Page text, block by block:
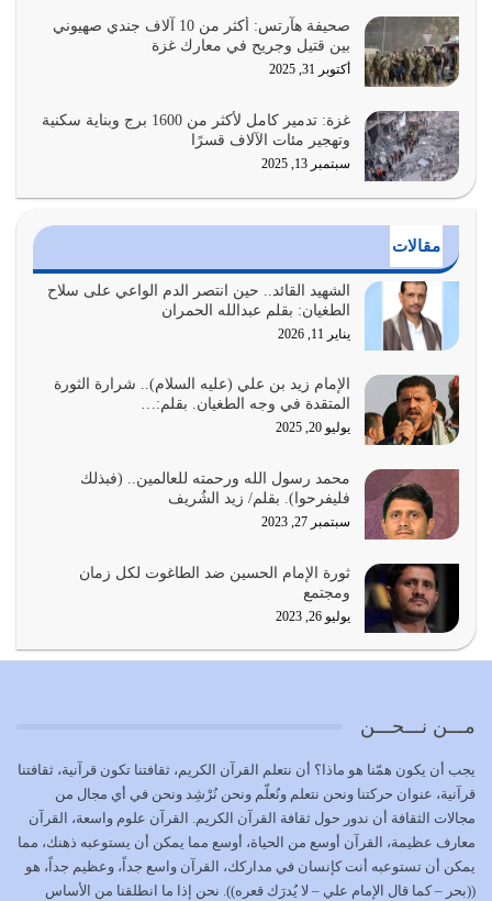
يوليو 26, 2026
أراد الله لهذه الأمة ان تكون خير امة أخرجت للناس بالنهوض
بالأمر بالمعروف والنهي عن…
يوليو 25, 2026
الدين الذي شرعه الله لا يجوز أن يخضع لآرائنا وأهوائنا
أي أمة تتفرق في الدين وتتفرق في كيانها معناه أنها أصبحت
أمة عاجزة عن النهوض…
يوليو 23, 2026
بحبل الله جميعاً وليس كل…
يوليو 22, 2026
يشاء ويذل من يشاء
يوليو 21, 2026
كل زمان…
يوليو 19, 2026
الوظيفة عبارة عن مسؤولية يجب النهوض بها كما ينبغي لكي
وَالْمُنْفِقِينَ…
يوليو 17, 2026
الاعتصام بحبل الله أمر إلهي للمؤمنين وهو بمثابة سبب بينهم
وبين الله يترتب عليه النصر…
يوليو 16, 2026
صحيفة هآرتس: أكثر من 10 آلاف جندي صهيوني
بين قتيل وجريح في معارك غزة
أكتوبر 31, 2025
غزة: تدمير كامل لأكثر من 1600 برج وبناية سكنية
وتهجير مئات الآلاف قسرًا
سبتمبر 13, 2025
مقالات
الشهيد القائد.. حين انتصر الدم الواعي على سلاح
الطغيان: بقلم عبدالله الحمران
يناير 11, 2026
الإمام زيد بن علي (عليه السلام).. شرارة الثورة
المتقدة في وجه الطغيان. بقلم:…
يوليو 20, 2025
محمد رسول الله ورحمته للعالمين.. (فبذلك
فليفرحوا). بقلم/ زيد الشُريف
سبتمبر 27, 2023
ثورة الإمام الحسين ضد الطاغوت لكل زمان
ومجتمع
يوليو 26, 2023
مـــن نـــحـــن
يجب أن يكون همّنا هو ماذا؟ أن نتعلم القرآن الكريم، ثقافتنا تكون قرآنية، ثقافتنا
قرآنية، عنوان حركتنا ونحن نتعلم ونُعلّم ونحن نُرْشِد ونحن في أي مجال من
مجالات الثقافة أن ندور حول ثقافة القرآن الكريم. القرآن علوم واسعة، القرآن
معارف عظيمة، القرآن أوسع من الحياة، أوسع مما يمكن أن يستوعبه ذهنك، مما
يمكن أن تستوعبه أنت كإنسان في مداركك، القرآن واسع جداً، وعظيم جداً، هو
((بحر – كما قال الإمام علي – لا يُدرَك قعره)). نحن إذا ما انطلقنا من الأساس